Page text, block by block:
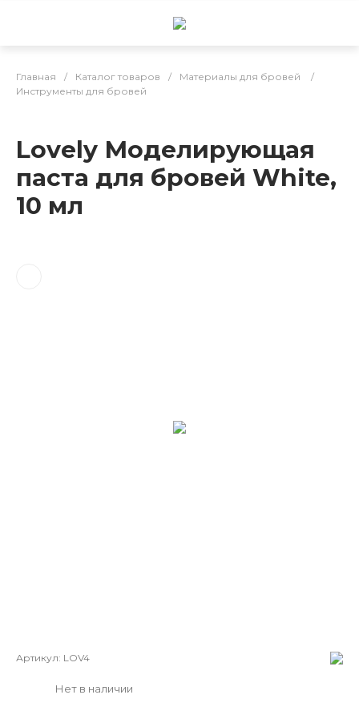
Главная / Каталог товаров / Материалы для бровей
/
Инструменты для бровей
Lovely Моделирующая
паста для бровей White,
10 мл
Артикул: LOV4
Нет в наличии